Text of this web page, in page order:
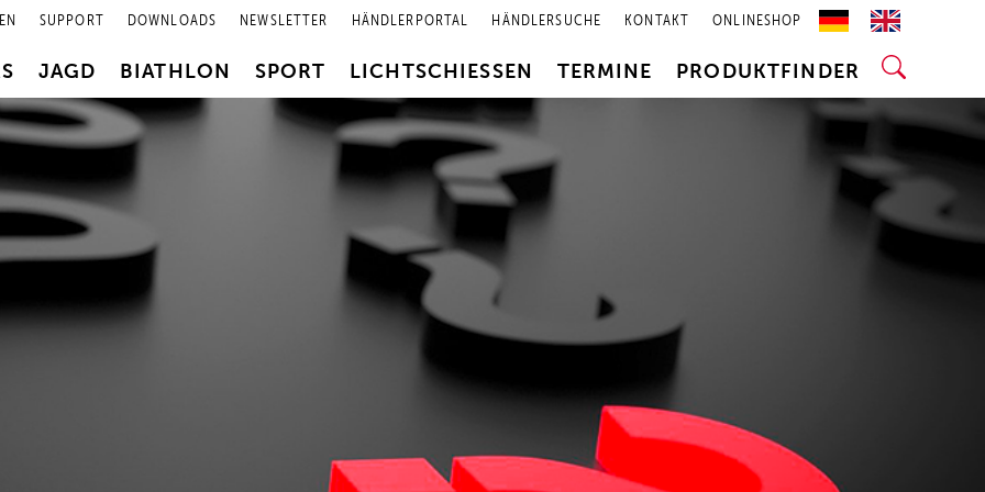
SUPPORT DOWNLOADS NEWSLETTER HÄNDLERPORTAL HÄNDLERSUCHE KONTAKT ONLINESHOP
JAGD BIATHLON SPORT LICHTSCHIESSEN TERMINE PRODUKTFINDER